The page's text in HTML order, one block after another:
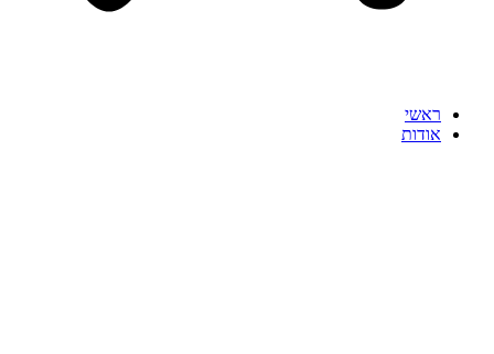
ראשי
אודות